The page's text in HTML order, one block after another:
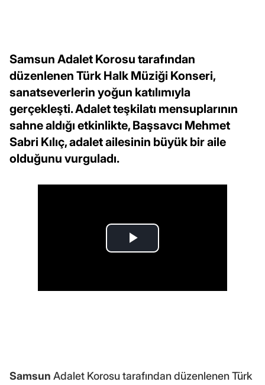
Samsun Adalet Korosu tarafından
düzenlenen Türk Halk Müziği Konseri,
sanatseverlerin yoğun katılımıyla
gerçekleşti. Adalet teşkilatı mensuplarının
sahne aldığı etkinlikte, Başsavcı Mehmet
Sabri Kılıç, adalet ailesinin büyük bir aile
olduğunu vurguladı.
Samsun Adalet Korosu tarafından düzenlenen Türk